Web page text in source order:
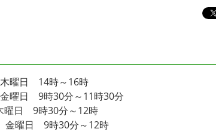
曜日 14時～16時
曜日 9時30分～11時30分
日 9時30分～12時
曜日 9時30分～12時